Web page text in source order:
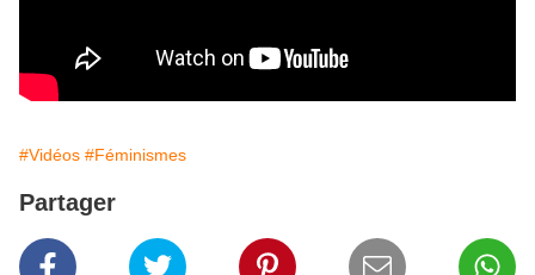
#Vidéos #Féminismes
Partager